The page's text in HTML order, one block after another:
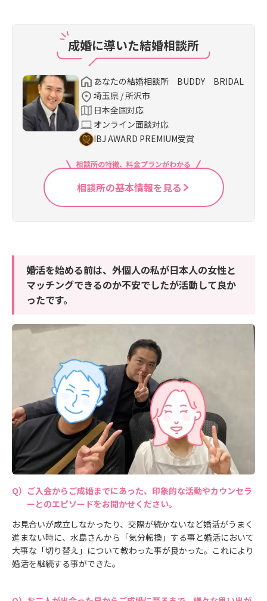
成婚に導いた結婚相談所
あなたの結婚相談所 BUDDY BRIDAL
埼玉県 / 所沢市
日本全国対応
オンライン面談対応
IBJ AWARD PREMIUM受賞
相談所の特徴、料金プランがわかる
相談所の基本情報を見る
婚活を始める前は、外個人の私が日本人の女性と
マッチングできるのか不安でしたが活動して良か
ったです。
ご入会からご成婚までにあった、印象的な活動やカウンセラ
ーとのエピソードをお聞かせください。
お見合いが成立しなかったり、交際が続かないなど婚活がうまく
進まない時に、水島さんから「気分転換」する事と婚活において
大事な「切り替え」について教わった事が良かった。これにより
婚活を継続する事ができた。